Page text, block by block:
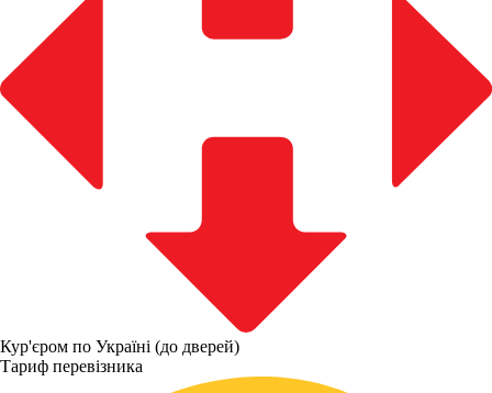
Кур'єром по Україні (до дверей)
Тариф перевізника